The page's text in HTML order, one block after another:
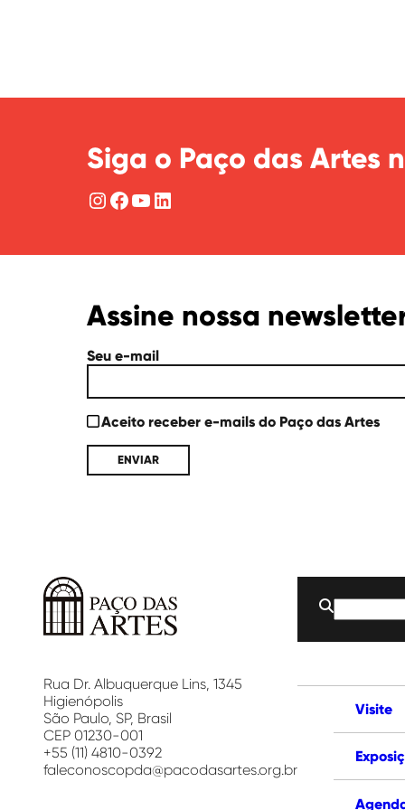
Siga o Paço das Artes
Instagram
Facebook
YouTube
LinkedIn
Assine nossa
Seu e-mail
Aceito receber e-mails do Paço das Artes
Artes
Rua Dr. Albuquerque Lins, 1345
Higienópolis
São Paulo, SP, Brasil
CEP 01230-001
+55 (11) 4810-0392
faleconoscopda@pacodasartes.org.br
Buscar
por:
Visite